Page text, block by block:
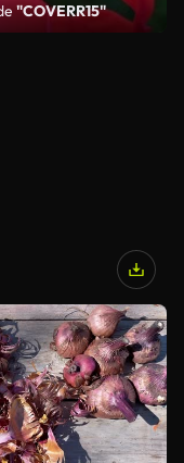
"COVERR15"